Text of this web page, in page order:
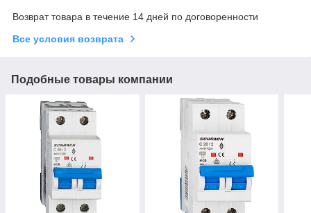
Возврат товара в течение 14 дней по договоренности
Все условия возврата
Подобные товары компании